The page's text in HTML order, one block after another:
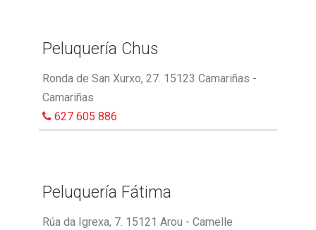
Peluquería Chus
Ronda de San Xurxo, 27. 15123 Camariñas -
Camariñas
627 605 886
Peluquería Fátima
Rúa da Igrexa, 7. 15121 Arou - Camelle